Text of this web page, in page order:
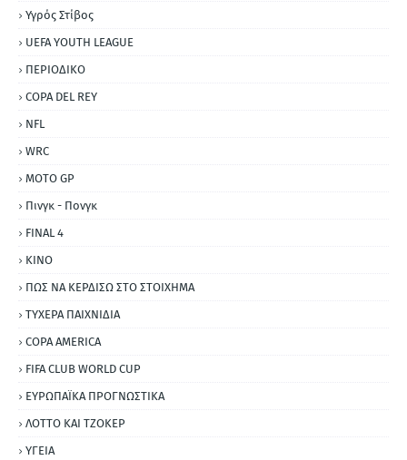
Υγρός Στίβος
UEFA YOUTH LEAGUE
ΠΕΡΙΟΔΙΚΟ
COPA DEL REY
NFL
WRC
MOTO GP
Πινγκ - Πονγκ
FINAL 4
ΚΙΝΟ
ΠΩΣ ΝΑ ΚΕΡΔΙΣΩ ΣΤΟ ΣΤΟΙΧΗΜΑ
ΤΥΧΕΡΑ ΠΑΙΧΝΙΔΙΑ
COPA AMERICA
FIFA CLUB WORLD CUP
ΕΥΡΩΠΑΪΚΑ ΠΡΟΓΝΩΣΤΙΚΑ
ΛΟΤΤΟ ΚΑΙ ΤΖΟΚΕΡ
ΥΓΕΙΑ